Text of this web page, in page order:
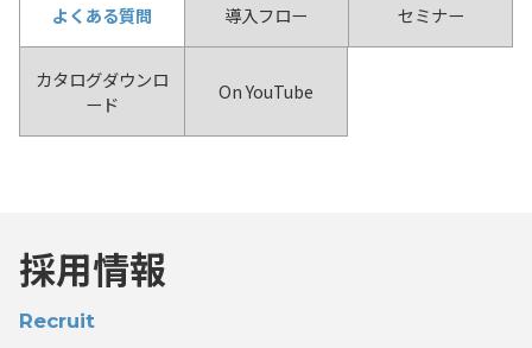
よくある質問 導入フロー セミナー
カタログダウンロ
ード
On YouTube
採用情報
Recruit